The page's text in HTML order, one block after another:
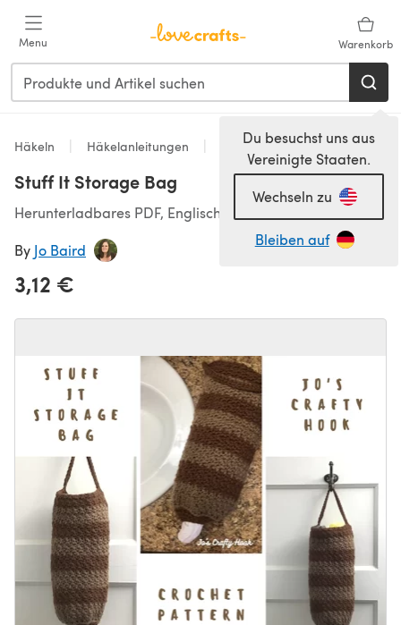
Menu Warenkorb
Du besuchst uns aus
Vereinigte Staaten.
Wechseln zu
Bleiben auf
Häkeln Häkelanleitungen Homeware
Stuff It Storage Bag
Herunterladbares PDF, Englisch
By Jo Baird
3,12 €